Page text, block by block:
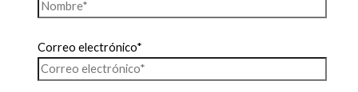
Correo electrónico*